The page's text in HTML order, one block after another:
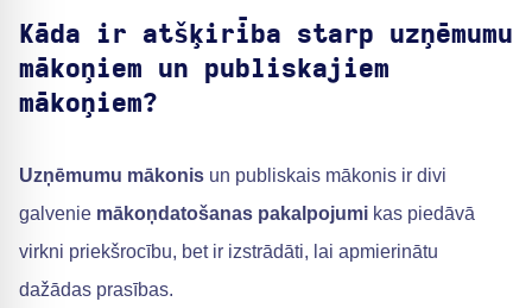
Kāda ir atšķirība starp uzņēmumu
mākoņiem un publiskajiem
mākoņiem?
Uzņēmumu mākonis un publiskais mākonis ir divi
galvenie mākoņdatošanas pakalpojumi kas piedāvā
virkni priekšrocību, bet ir izstrādāti, lai apmierinātu
dažādas prasības.